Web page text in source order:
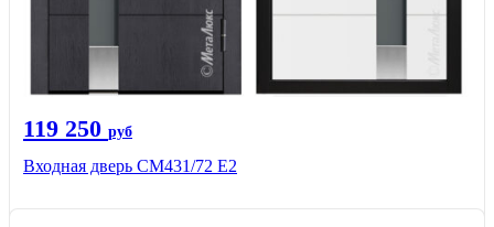
119 250 руб
Входная дверь СМ431/72 Е2